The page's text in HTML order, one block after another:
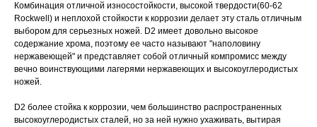
Комбинация отличной износостойкости, высокой твердости(60-62
Rockwell) и неплохой стойкости к коррозии делает эту сталь отличным
выбором для серьезных ножей. D2 имеет довольно высокое
содержание хрома, поэтому ее часто называют "наполовину
нержавеющей" и представляет собой отличный компромисс между
вечно воинствующими лагерями нержавеющих и высокоуглеродистых
ножей.
D2 более стойка к коррозии, чем большинство распространенных
высокоуглеродистых сталей, но за ней нужно ухаживать, вытирая